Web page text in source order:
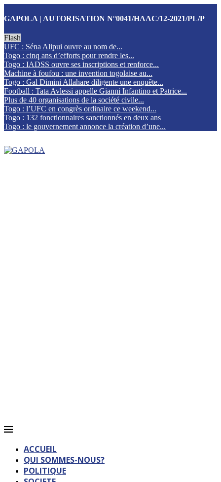
GAPOLA | AUTORISATION N°0041/HAAC/12-2021/PL/P
Flash
UFC : Séna Alipui ouvre au nom de...
Togo : cinq ans d’efforts pour rendre les...
Togo : IADSS ouvre ses inscriptions et renforce...
Machine à foufou : une invention togolaise au...
Togo : Gal Dimini Allahare diligente une enquête...
Football : Tata Avlessi appelle Gianni Infantino et Patrice...
Plus de 40 organisations de la société civile...
Togo : l’UFC en congrès ordinaire ce weekend...
Togo : 132 fonctionnaires sanctionnés en deux ans
Togo : le gouvernement annonce la création d’une...
ACCUEIL
QUI SOMMES-NOUS?
POLITIQUE